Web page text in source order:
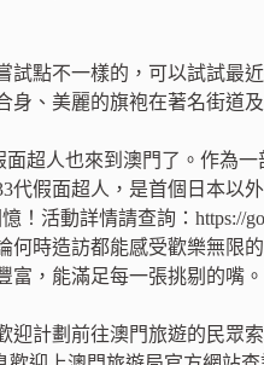
點不一樣的，可以試試最
、美麗的旗袍在著名街道及
超人也來到澳門了。作為
假面超人，是首個日本以
活動詳情請查詢：https://
時造訪都能感受歡樂無限
，能滿足每一張挑剔的嘴
迎計劃前往澳門旅遊的民眾